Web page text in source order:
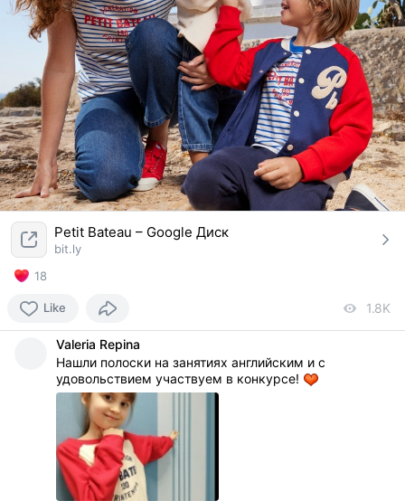
Petit Bateau – Google Диск
bit.ly
18
Like 1.8K
Valeria Repina
Нашли полоски на занятиях английским и с
удовольствием участвуем в конкурсе!